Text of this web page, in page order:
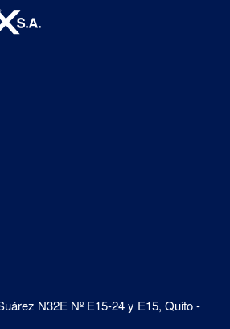
N32E Nº E15-24 y E15, Quito -